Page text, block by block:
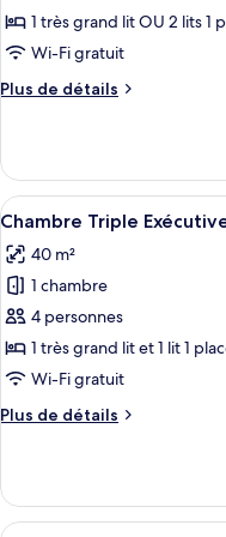
ce
type
chambre :
1 très grand lit OU 2 lits 1
Wi-Fi gratuit
Plus de détails
Plus
le
type
de
Chambre
Deluxe
Afficher
toutes
les
photos
pour
ce
type
chambre :
Exécutive,
6
Chambre Triple
40 m²
1 chambre
4 personnes
1 très grand lit et 1 lit 1
Wi-Fi gratuit
Plus de détails
Plus
le
type